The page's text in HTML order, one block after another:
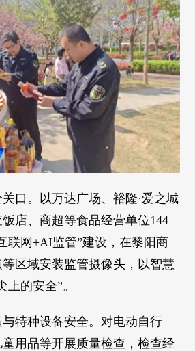
口。以万达广场、裕隆·爱之城
店、商超等食品经营单位144
联网+AI监管”建设，在黎阳商
区域安装监管摄像头，以智慧
上的安全”。
特种设备安全。对电动自行
用品等开展质量检查，检查经